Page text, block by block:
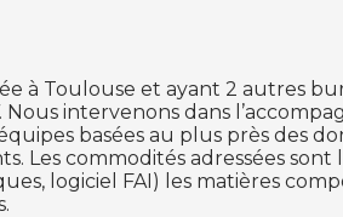
à Toulouse et ayant 2 autres
Nous intervenons dans
basées au plus près des
Les commodités adressées sont
logiciel FAI) les matières